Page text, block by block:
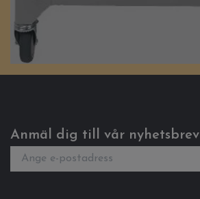
Anmäl dig till vår nyhetsbrev